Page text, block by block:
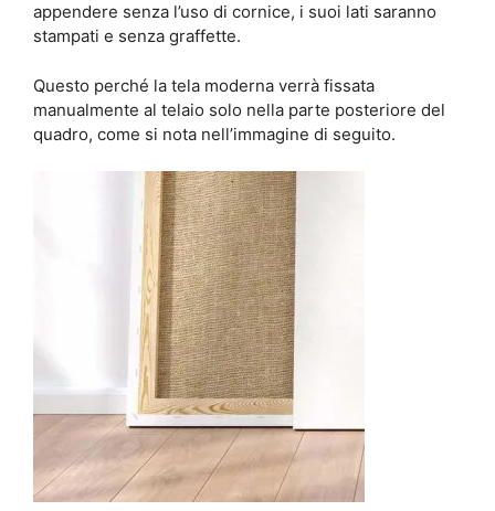
appendere senza l’uso di cornice, i suoi lati saranno
stampati e senza graffette.
Questo perché la tela moderna verrà fissata
manualmente al telaio solo nella parte posteriore del
quadro, come si nota nell’immagine di seguito.